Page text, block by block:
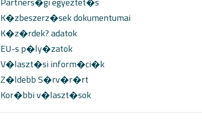
K�zbeszerz�sek dokumentumai
K�z�rdek? adatok
EU-s p�ly�zatok
V�laszt�si inform�ci�k
Z�ldebb S�rv�r�rt
Kor�bbi v�laszt�sok